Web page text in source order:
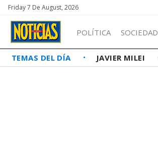
Friday 7 De August, 2026
POLÍTICA SOCIEDAD
TEMAS DEL DÍA JAVIER MILEI